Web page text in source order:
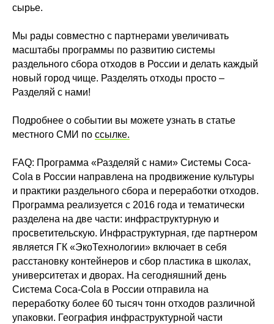
сырье.
Мы рады совместно с партнерами увеличивать
масштабы программы по развитию системы
раздельного сбора отходов в России и делать каждый
новый город чище. Разделять отходы просто –
Разделяй с нами!
Подробнее о событии вы можете узнать в статье
местного СМИ по ссылке.
FAQ: Программа «Разделяй с нами» Системы Coca-
Cola в России направлена на продвижение культуры
и практики раздельного сбора и переработки отходов.
Программа реализуется с 2016 года и тематически
разделена на две части: инфраструктурную и
просветительскую. Инфраструктурная, где партнером
является ГК «ЭкоТехнологии» включает в себя
расстановку контейнеров и сбор пластика в школах,
университетах и дворах. На сегодняшний день
Система Coca-Cola в России отправила на
переработку более 60 тысяч тонн отходов различной
упаковки. География инфраструктурной части